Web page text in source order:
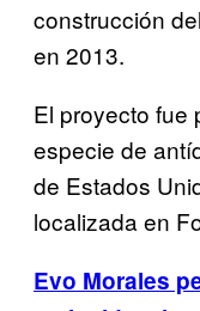
construcción
en 2013.
El proyecto fue
especie de
de Estados
localizada en
Evo Morales